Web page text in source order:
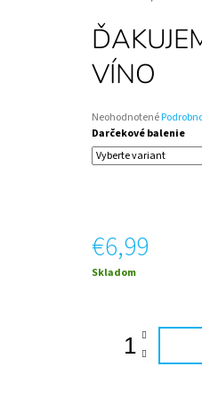
VÍNO
Priemerné
hodnotenie
produktu
je
Neohodnotené
Darčekové balenie
€6,99
Jednotková
Skladom
€12,50